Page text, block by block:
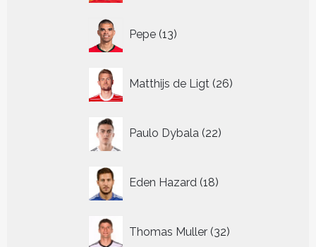
Pepe 13
producten
Matthijs de Ligt 26
producten
Paulo Dybala 22
producten
Eden Hazard 18
producten
Thomas Muller 32
producten